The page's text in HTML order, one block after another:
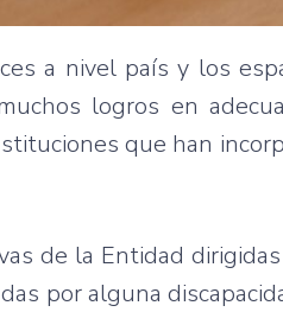
a nivel país y los
logros en
que han
de la Entidad
por alguna